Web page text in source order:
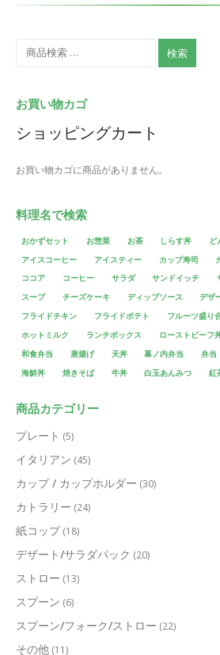
検索
お買い物カゴ
ショッピングカート
お買い物カゴに商品がありません。
料理名で検索
おかずセット お惣菜 お茶 しらす丼 ど
アイスコーヒー
アイスティー カップ寿司
ココア
コーヒー サラダ サンドイッチ
スープ
チーズケーキ ディップソース デザ
フライドチキン
フライドポテト フルーツ盛り
ホットミルク
ランチボックス ローストビーフ
和食弁当
唐揚げ 天丼 幕ノ内弁当 弁当
海鮮丼
焼きそば 牛丼 白玉あんみつ 紅
商品カテゴリー
プレート (5)
イタリアン (45)
カップ / カップホルダー (30)
カトラリー (24)
紙コップ (18)
デザート/サラダパック (20)
ストロー (13)
スプーン (6)
スプーン/フォーク/ストロー (22)
その他 (11)